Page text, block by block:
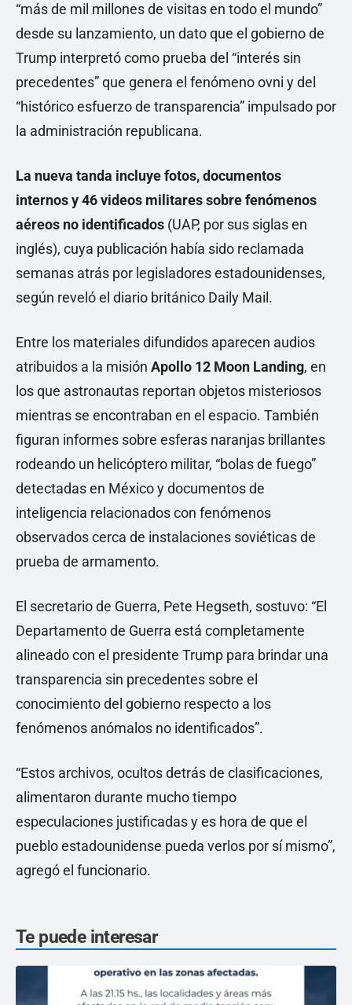
“más de mil millones de visitas en todo el mundo”
desde su lanzamiento, un dato que el gobierno de
Trump interpretó como prueba del “interés sin
precedentes” que genera el fenómeno ovni y del
“histórico esfuerzo de transparencia” impulsado por
la administración republicana.
La nueva tanda incluye fotos, documentos
internos y 46 videos militares sobre fenómenos
aéreos no identificados (UAP, por sus siglas en
inglés), cuya publicación había sido reclamada
semanas atrás por legisladores estadounidenses,
según reveló el diario británico Daily Mail.
Entre los materiales difundidos aparecen audios
atribuidos a la misión Apollo 12 Moon Landing, en
los que astronautas reportan objetos misteriosos
mientras se encontraban en el espacio. También
figuran informes sobre esferas naranjas brillantes
rodeando un helicóptero militar, “bolas de fuego”
detectadas en México y documentos de
inteligencia relacionados con fenómenos
observados cerca de instalaciones soviéticas de
prueba de armamento.
El secretario de Guerra, Pete Hegseth, sostuvo: “El
Departamento de Guerra está completamente
alineado con el presidente Trump para brindar una
transparencia sin precedentes sobre el
conocimiento del gobierno respecto a los
fenómenos anómalos no identificados”.
“Estos archivos, ocultos detrás de clasificaciones,
alimentaron durante mucho tiempo
especulaciones justificadas y es hora de que el
pueblo estadounidense pueda verlos por sí mismo”,
agregó el funcionario.
Te puede interesar